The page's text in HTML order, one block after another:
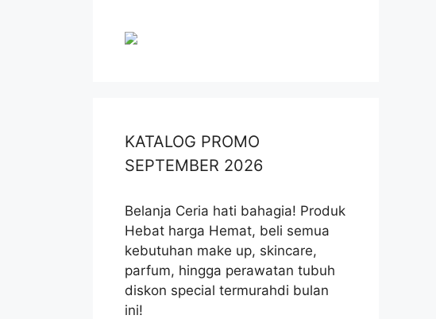
KATALOG PROMO
SEPTEMBER 2026
Belanja Ceria hati bahagia! Produk
Hebat harga Hemat, beli semua
kebutuhan make up, skincare,
parfum, hingga perawatan tubuh
diskon special termurahdi bulan
ini!